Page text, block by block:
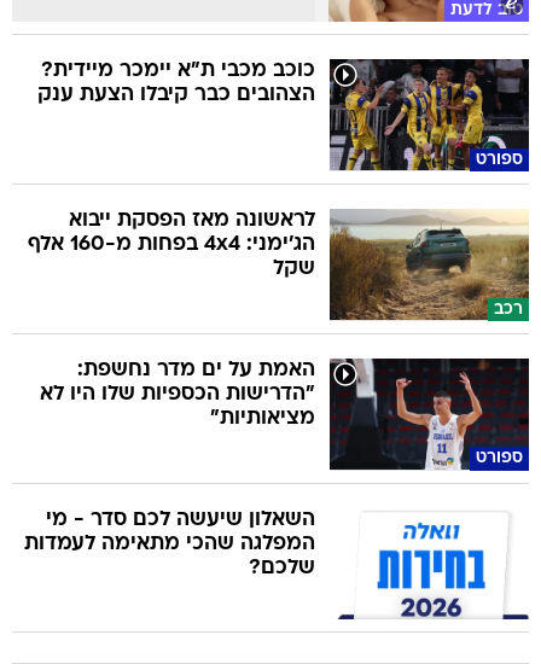
טוב לדעת
ספורט
כוכב מכבי ת"א יימכר מיידית?
הצהובים כבר קיבלו הצעת ענק
רכב
לראשונה מאז הפסקת ייבוא
הג'ימני: 4x4 בפחות מ-160 אלף
שקל
ספורט
האמת על ים מדר נחשפת:
"הדרישות הכספיות שלו היו לא
מציאותיות"
השאלון שיעשה לכם סדר - מי
המפלגה שהכי מתאימה לעמדות
שלכם?